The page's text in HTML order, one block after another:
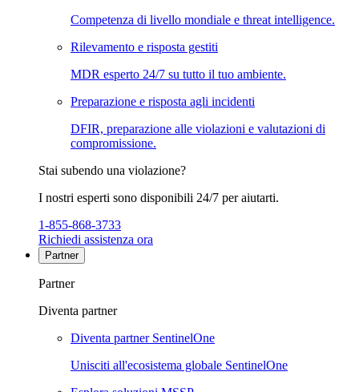
Competenza di livello mondiale e threat intelligence.
Rilevamento e risposta gestiti
MDR esperto 24/7 su tutto il tuo ambiente.
Preparazione e risposta agli incidenti
DFIR, preparazione alle violazioni e valutazioni di
compromissione.
Stai subendo una violazione?
I nostri esperti sono disponibili 24/7 per aiutarti.
1-855-868-3733
Richiedi assistenza ora
Partner
Partner
Diventa partner
Diventa partner SentinelOne
Unisciti all'ecosistema globale SentinelOne